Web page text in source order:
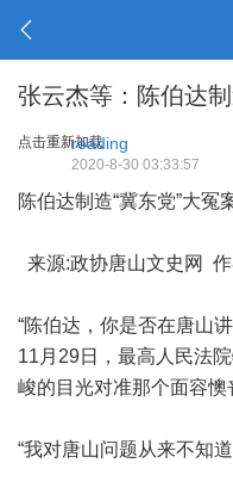
张云杰等：陈伯达
点击重新加载
reading
2020-8-30 03:33:57
陈伯达制造“冀东党”大冤
来源:政协唐山文史网
“陈伯达，你是否在唐山
11月29日，最高人民法
峻的目光对准那个面容懊
“我对唐山问题从来不知